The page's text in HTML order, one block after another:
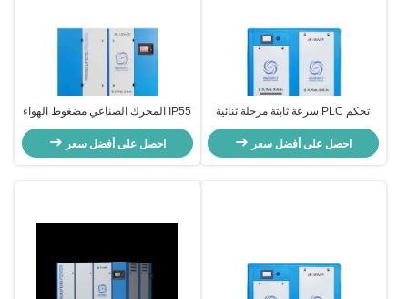
تحكم PLC سرعة ثابتة مرحلة ثنائية
مقعد مضغوط الهواء المسمار سعة 3 -
62 M3/Min
احصل على أفضل سعر
IP55 المحرك الصناعي مضغوط الهواء
المسمار مرحلتين الكهربائية 15KW -
315KW
احصل على أفضل سعر